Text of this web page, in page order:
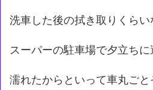
洗車した後の拭き取りくら
スーパーの駐車場で夕立ちに
濡れたからといって車丸ご